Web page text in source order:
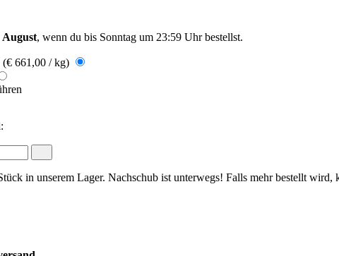
August, wenn du bis Sonntag um 23:59 Uhrbestellst.
(€ 661,00 / kg)
in unserem Lager. Nachschub ist unterwegs! Falls mehr bestellt wird,